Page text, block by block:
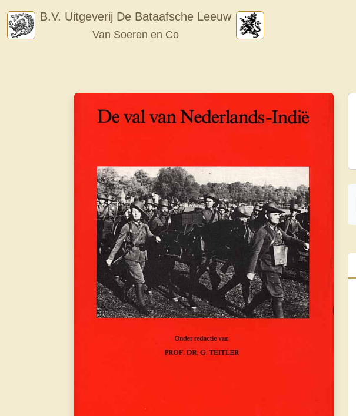
content
B.V. Uitgeverij De Bataafsche Leeuw
Van Soeren en Co